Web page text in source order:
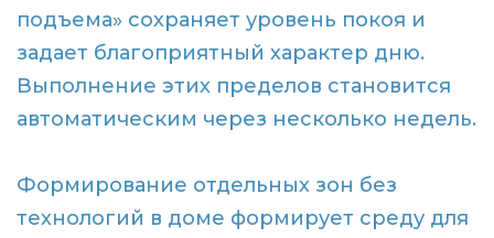
подъема» сохраняет уровень покоя и
задает благоприятный характер дню.
Выполнение этих пределов становится
автоматическим через несколько недель.
Формирование отдельных зон без
технологий в доме формирует среду для